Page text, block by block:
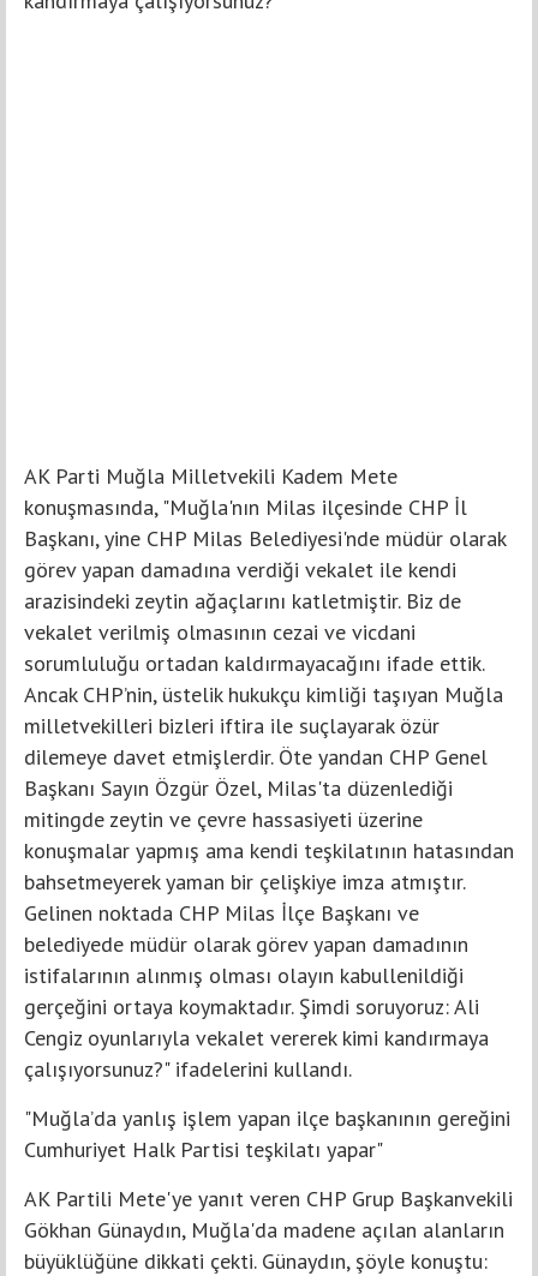
AK Parti Muğla Milletvekili Kadem Mete
konuşmasında, "Muğla'nın Milas ilçesinde CHP İl
Başkanı, yine CHP Milas Belediyesi'nde müdür olarak
görev yapan damadına verdiği vekalet ile kendi
arazisindeki zeytin ağaçlarını katletmiştir. Biz de
vekalet verilmiş olmasının cezai ve vicdani
sorumluluğu ortadan kaldırmayacağını ifade ettik.
Ancak CHP’nin, üstelik hukukçu kimliği taşıyan Muğla
milletvekilleri bizleri iftira ile suçlayarak özür
dilemeye davet etmişlerdir. Öte yandan CHP Genel
Başkanı Sayın Özgür Özel, Milas'ta düzenlediği
mitingde zeytin ve çevre hassasiyeti üzerine
konuşmalar yapmış ama kendi teşkilatının hatasından
bahsetmeyerek yaman bir çelişkiye imza atmıştır.
Gelinen noktada CHP Milas İlçe Başkanı ve
belediyede müdür olarak görev yapan damadının
istifalarının alınmış olması olayın kabullenildiği
gerçeğini ortaya koymaktadır. Şimdi soruyoruz: Ali
Cengiz oyunlarıyla vekalet vererek kimi kandırmaya
çalışıyorsunuz?" ifadelerini kullandı.
"Muğla’da yanlış işlem yapan ilçe başkanının gereğini
Cumhuriyet Halk Partisi teşkilatı yapar"
AK Partili Mete'ye yanıt veren CHP Grup Başkanvekili
Gökhan Günaydın, Muğla'da madene açılan alanların
büyüklüğüne dikkati çekti. Günaydın, şöyle konuştu: